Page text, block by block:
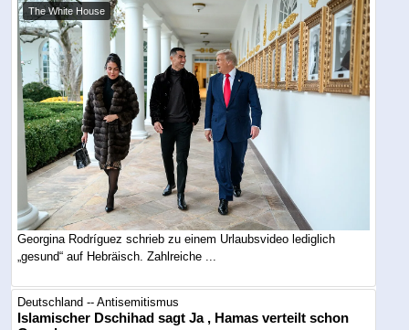
The White House
Georgina Rodríguez schrieb zu einem Urlaubsvideo lediglich
„gesund“ auf Hebräisch. Zahlreiche ...
Deutschland -- Antisemitismus
Islamischer Dschihad sagt Ja , Hamas verteilt schon